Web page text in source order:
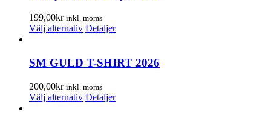
199,00kr inkl. moms
Välj alternativ Den
har
flera
De
olika
Detaljer
SM GULD T-SHIRT 2026
200,00kr inkl. moms
Välj alternativ Den
Detaljer